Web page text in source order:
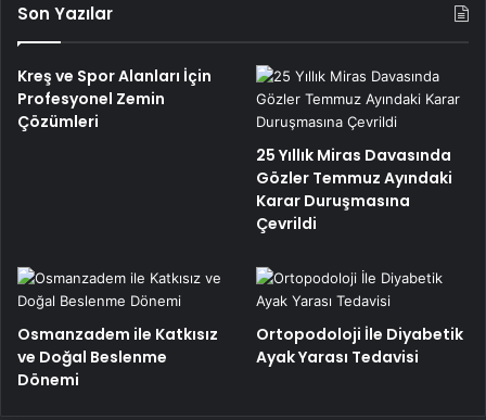
Son Yazılar
Kreş ve Spor Alanları İçin
Profesyonel Zemin
Çözümleri
25 Yıllık Miras Davasında
Gözler Temmuz Ayındaki
Karar Duruşmasına
Çevrildi
Osmanzadem ile Katkısız
ve Doğal Beslenme
Dönemi
Ortopodoloji İle Diyabetik
Ayak Yarası Tedavisi